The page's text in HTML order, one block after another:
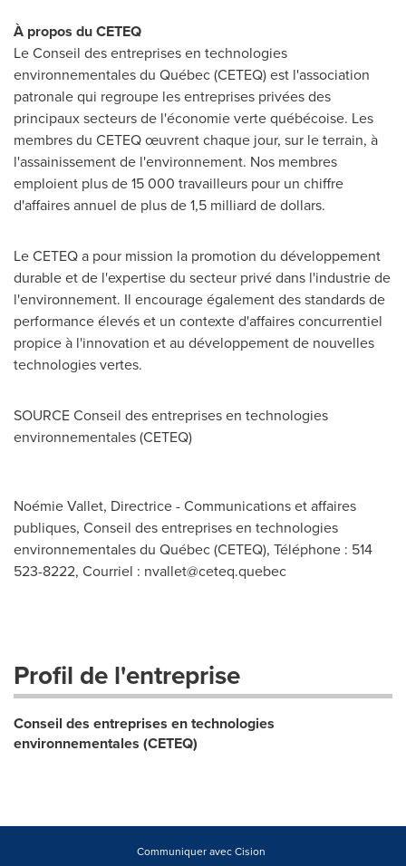
À propos du CETEQ
Le Conseil des entreprises en technologies
environnementales du Québec (CETEQ) est l'association
patronale qui regroupe les entreprises privées des
principaux secteurs de l'économie verte québécoise. Les
membres du CETEQ œuvrent chaque jour, sur le terrain, à
l'assainissement de l'environnement. Nos membres
emploient plus de 15 000 travailleurs pour un chiffre
d'affaires annuel de plus de 1,5 milliard de dollars.
Le CETEQ a pour mission la promotion du développement
durable et de l'expertise du secteur privé dans l'industrie de
l'environnement. Il encourage également des standards de
performance élevés et un contexte d'affaires concurrentiel
propice à l'innovation et au développement de nouvelles
technologies vertes.
SOURCE Conseil des entreprises en technologies
environnementales (CETEQ)
Noémie Vallet, Directrice - Communications et affaires
publiques, Conseil des entreprises en technologies
environnementales du Québec (CETEQ), Téléphone : 514
523-8222, Courriel : nvallet@ceteq.quebec
Profil de l'entreprise
Conseil des entreprises en technologies
environnementales (CETEQ)
Communiquer avec Cision